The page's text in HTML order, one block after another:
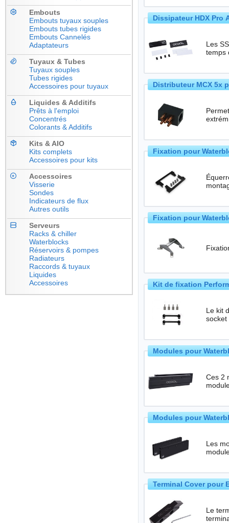
Embouts
Embouts tuyaux souples
Embouts tubes rigides
Embouts Cannelés
Adaptateurs
Tuyaux & Tubes
Tuyaux souples
Tubes rigides
Accessoires pour tuyaux
Liquides & Additifs
Prêts à l'emploi
Concentrés
Colorants & Additifs
Kits & AIO
Kits complets
Accessoires pour kits
Accessoires
Visserie
Sondes
Indicateurs de flux
Autres outils
Serveurs
Racks & chiller
Waterblocks
Réservoirs & pompes
Radiateurs
Raccords & tuyaux
Liquides
Accessoires
Dissipateur HDX Pro
Les
temps
Distributeur MCX 5x
Fixation pour
Fixation pour
Kit de fixation
Le kit
Modules pour
Ces 2
Modules pour
Les
Terminal Cover pour
Le